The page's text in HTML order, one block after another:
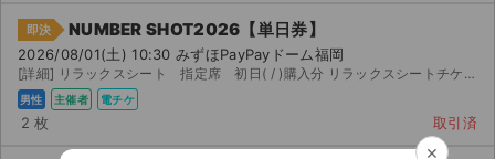
即決 NUMBER SHOT2026【単日券】
2026/08/01(土) 10:30 みずほPayPayドーム福岡
[詳細] リラックスシート 指定席 初日( / )購入分 リラックスシートチケット(クッション性が高い...
男性 主催者 電チケ
2 枚 取引済
×